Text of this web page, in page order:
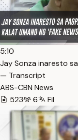
5:10
Jay Sonza inaresto
— Transcript
ABS-CBN News
523
6 Fil